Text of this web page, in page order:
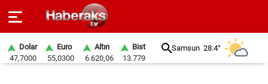
Dolar
47,7000
Euro
55,0300
Altın
6.620,06
Bist
13.779
Samsun 28.4°